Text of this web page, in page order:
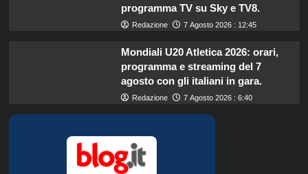
programma TV su Sky e TV8.
Redazione 7 Agosto 2026 : 12:45
Mondiali U20 Atletica 2026: orari,
programma e streaming del 7
agosto con gli italiani in gara.
Redazione 7 Agosto 2026 : 6:40